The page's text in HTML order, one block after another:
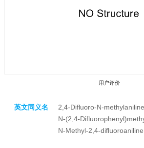
用户评价
英文同义名
2,4-Difluoro-N-methylaniline
N-(2,4-
N-Methyl-2,4-difluoroaniline